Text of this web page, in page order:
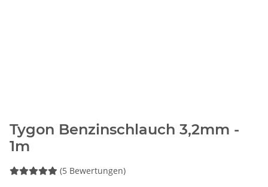
Tygon Benzinschlauch 3,2mm -
1m
(5 Bewertungen)